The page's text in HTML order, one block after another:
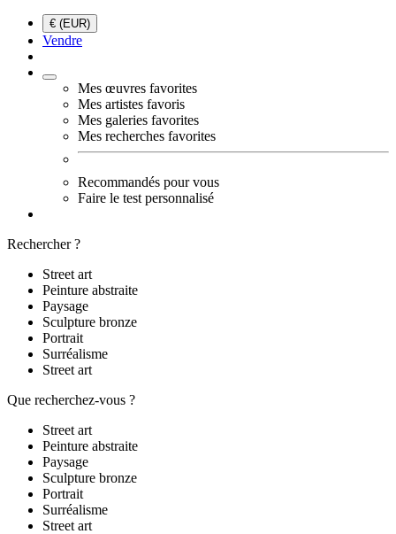
€ (EUR)
Vendre
Mes œuvres favorites
Mes artistes favoris
Mes galeries favorites
Mes recherches favorites
Recommandés pour vous
Faire le test personnalisé
Rechercher ?
Street art
Peinture abstraite
Paysage
Sculpture bronze
Portrait
Surréalisme
Street art
Que recherchez-vous ?
Street art
Peinture abstraite
Paysage
Sculpture bronze
Portrait
Surréalisme
Street art